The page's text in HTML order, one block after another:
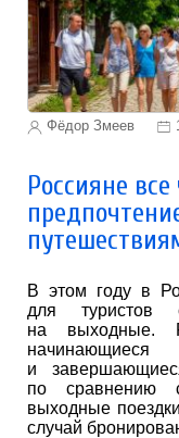
Фёдор Змеев
Россияне
В этом году в
для туристов
на выходные.
и
по сравнению
выходные
случай